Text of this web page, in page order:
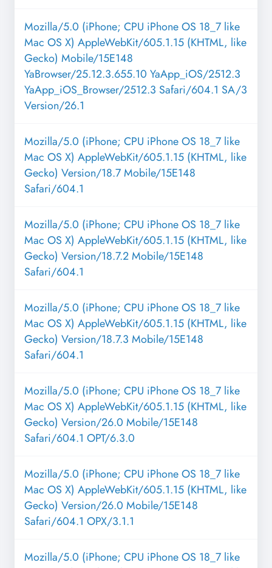
Mozilla/5.0 (iPhone; CPU iPhone OS 18_7 like
Mac OS X) AppleWebKit/605.1.15 (KHTML, like
Gecko) Mobile/15E148
YaBrowser/25.12.3.655.10 YaApp_iOS/2512.3
YaApp_iOS_Browser/2512.3 Safari/604.1 SA/3
Version/26.1
Mozilla/5.0 (iPhone; CPU iPhone OS 18_7 like
Mac OS X) AppleWebKit/605.1.15 (KHTML, like
Gecko) Version/18.7 Mobile/15E148
Safari/604.1
Mozilla/5.0 (iPhone; CPU iPhone OS 18_7 like
Mac OS X) AppleWebKit/605.1.15 (KHTML, like
Gecko) Version/18.7.2 Mobile/15E148
Safari/604.1
Mozilla/5.0 (iPhone; CPU iPhone OS 18_7 like
Mac OS X) AppleWebKit/605.1.15 (KHTML, like
Gecko) Version/18.7.3 Mobile/15E148
Safari/604.1
Mozilla/5.0 (iPhone; CPU iPhone OS 18_7 like
Mac OS X) AppleWebKit/605.1.15 (KHTML, like
Gecko) Version/26.0 Mobile/15E148
Safari/604.1 OPT/6.3.0
Mozilla/5.0 (iPhone; CPU iPhone OS 18_7 like
Mac OS X) AppleWebKit/605.1.15 (KHTML, like
Gecko) Version/26.0 Mobile/15E148
Safari/604.1 OPX/3.1.1
Mozilla/5.0 (iPhone; CPU iPhone OS 18_7 like